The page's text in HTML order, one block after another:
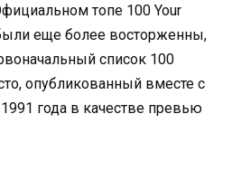
топе 100 Your
еще более восторженны,
список 100
опубликованный вместе с
года в качестве превью